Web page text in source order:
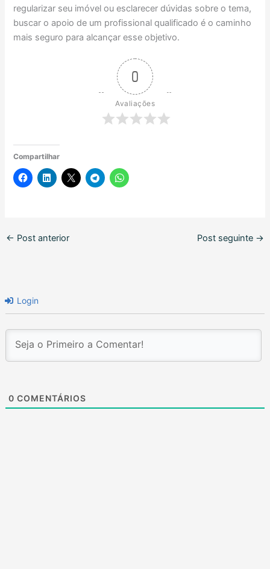
regularizar seu imóvel ou esclarecer dúvidas sobre o tema,
buscar o apoio de um profissional qualificado é o caminho
mais seguro para alcançar esse objetivo.
0
Avaliações
Compartilhar
← Post anterior Post seguinte →
Login
0 COMENTÁRIOS